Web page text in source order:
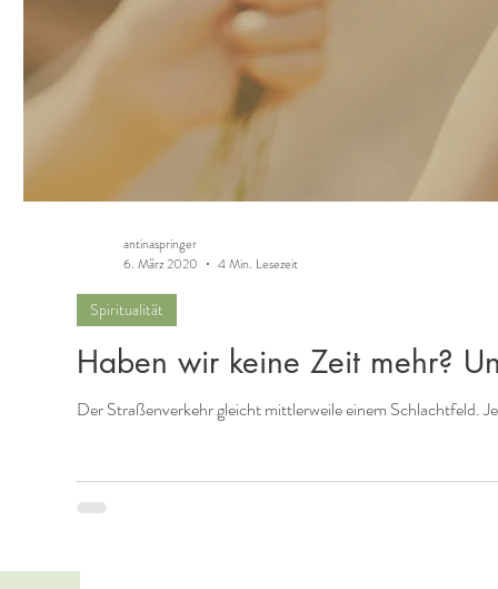
Haben wir keine Zeit mehr?
Der Straßenverkehr gleicht mittlerweile einem Schlachtfeld.
Spiritualität
antinaspringer
6. März 2020
4 Min. Lesezeit